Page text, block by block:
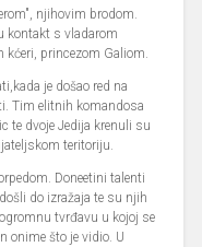
njihovim brodom.
kontakt s vladarom
kćeri, princezom Galiom.
je došao red na
Tim elitnih komandosa
te dvoje Jedija krenuli su
teritoriju.
Doneetini talenti
do izražaja te su njih
tvrđavu u kojoj se
onime što je vidio. U